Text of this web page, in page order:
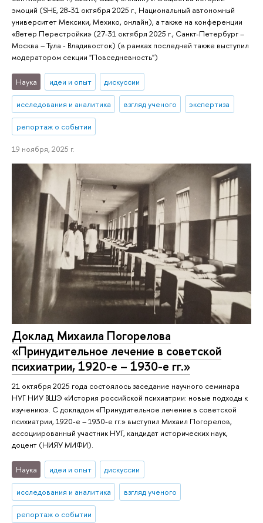
эмоций (SHE, 28-31 октября 2025 г., Национальный автономный
университет Мексики, Мехико, онлайн), а также на конференции
«Ветер Перестройки» (27-31 октября 2025 г., Санкт-Петербург –
Москва – Тула - Владивосток) (в рамках последней также выступил
модератором секции "Повседневность")
Наука идеи и опыт дискуссии
исследования и аналитика взгляд ученого экспертиза
репортаж о событии
19 ноября, 2025 г.
Доклад Михаила Погорелова
«Принудительное лечение в советской
психиатрии, 1920-е – 1930-е гг.»
21 октября 2025 года состоялось заседание научного семинара
НУГ НИУ ВШЭ «История российской психиатрии: новые подходы к
изучению». С докладом «Принудительное лечение в советской
психиатрии, 1920-е – 1930-е гг.» выступил Михаил Погорелов,
ассоциированный участник НУГ, кандидат исторических наук,
доцент (НИЯУ МИФИ).
Наука идеи и опыт дискуссии
исследования и аналитика взгляд ученого
репортаж о событии